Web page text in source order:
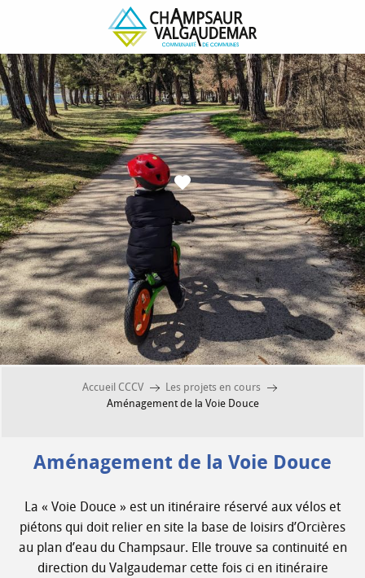
Accueil CCCV
Les projets en cours
Aménagement de la Voie Douce
Aménagement de la Voie Douce
La « Voie Douce » est un itinéraire réservé aux vélos et
piétons qui doit relier en site la base de loisirs d’Orcières
au plan d’eau du Champsaur. Elle trouve sa continuité en
direction du Valgaudemar cette fois ci en itinéraire